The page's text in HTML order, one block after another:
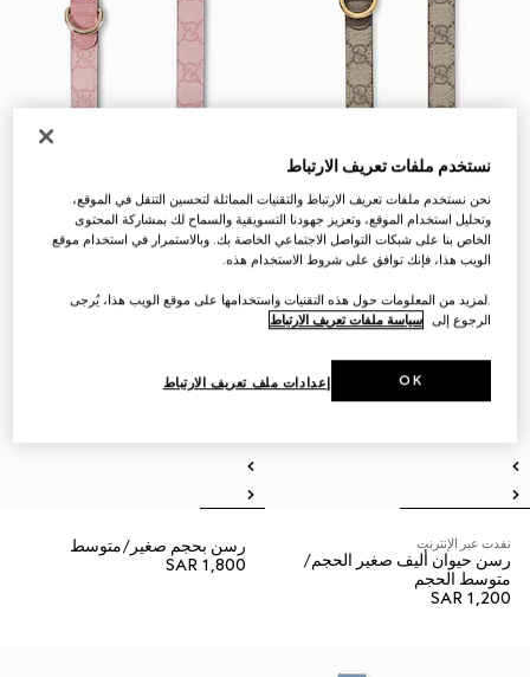
نفدت عبر الإنترنت
رسن حيوان أليف صغير الحجم/
متوسط الحجم
SAR 1,200
رسن بحجم صغير/متوسط
SAR 1,800
نستخدم ملفات تعريف الارتباط
نحن نستخدم ملفات تعريف الارتباط والتقنيات المماثلة لتحسين التنقل في الموقع،
وتحليل استخدام الموقع، وتعزيز جهودنا التسويقية والسماح لك بمشاركة المحتوى
الخاص بنا على شبكات التواصل الاجتماعي الخاصة بك. وبالاستمرار في استخدام موقع
الويب هذا، فإنك توافق على شروط الاستخدام هذه.
.لمزيد من المعلومات حول هذه التقنيات واستخدامها على موقع الويب هذا، يُرجى
الرجوع إلى سياسة ملفات تعريف الارتباط
إعدادات ملف تعريف الارتباط OK